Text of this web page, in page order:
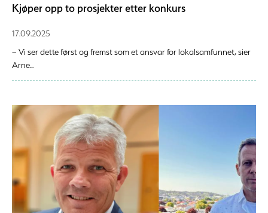
Kjøper opp to prosjekter etter konkurs
17.09.2025
– Vi ser dette først og fremst som et ansvar for lokalsamfunnet, sier
Arne...